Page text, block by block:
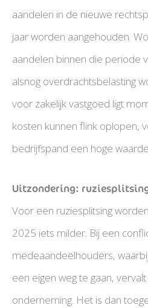
aandelen in de nieuwe
jaar worden aangehouden.
aandelen binnen die periode
alsnog overdrachtsbelasting
voor zakelijk vastgoed ligt
kosten kunnen flink oplopen,
bedrijfspand een hoge
Uitzondering:
Voor een ruziesplitsing
2025 iets milder. Bij een
medeaandeelhouders,
een eigen weg te gaan,
onderneming. Het is dan